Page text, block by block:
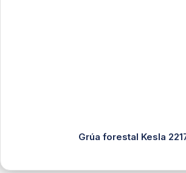
Grúa forestal Kesla